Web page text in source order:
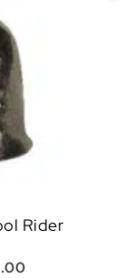
Rider
originale era:
Il prezzo